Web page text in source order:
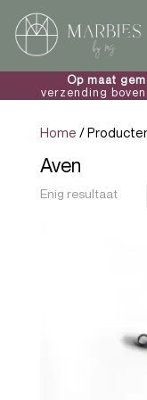
Op maat
verzending
Home /
Aven
Enig resultaat